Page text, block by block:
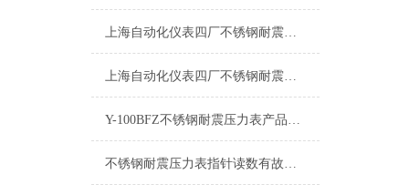
上海自动化仪表四厂不锈钢耐震压力表：不锈钢的安全卫士
上海自动化仪表四厂不锈钢耐震压力表指针读数有故障的原因
Y-100BFZ不锈钢耐震压力表产品介绍
不锈钢耐震压力表指针读数有故障的原因